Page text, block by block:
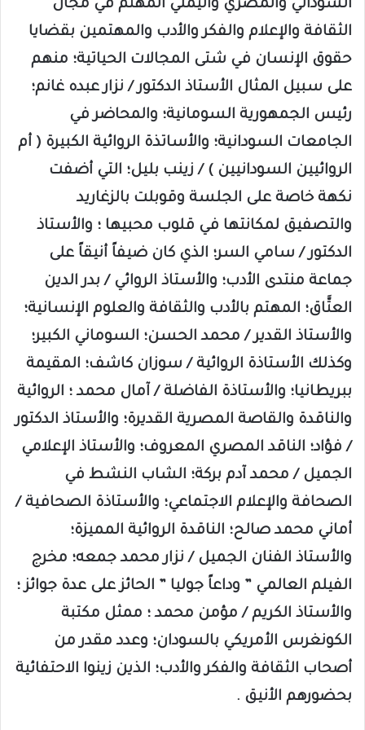
السوداني والمصري واليمني المهتم في مجال
الثقافة والإعلام والفكر والأدب والمهتمين بقضايا
حقوق الإنسان في شتى المجالات الحياتية؛ منهم
على سبيل المثال الأستاذ الدكتور / نزار عبده غانم؛
رئيس الجمهورية السومانية؛ والمحاضر في
الجامعات السودانية؛ والأساتذة الروائية الكبيرة ( أم
الروائيين السودانيين ) / زينب بليل؛ التي أضفت
نكهة خاصة على الجلسة وقوبلت بالزغاريد
والتصفيق لمكانتها في قلوب محبيها ؛ والأستاذ
الدكتور / سامي السر؛ الذي كان ضيفاً أنيقاً على
جماعة منتدى الأدب؛ والأستاذ الروائي / بدر الدين
العتَّاق؛ المهتم بالأدب والثقافة والعلوم الإنسانية؛
والأستاذ القدير / محمد الحسن؛ السوماني الكبير؛
وكذلك الأستاذة الروائية / سوزان كاشف؛ المقيمة
ببريطانيا؛ والأستاذة الفاضلة / آمال محمد ؛ الروائية
والناقدة والقاصة المصرية القديرة؛ والأستاذ الدكتور
/ فؤاد؛ الناقد المصري المعروف؛ والأستاذ الإعلامي
الجميل / محمد آدم بركة؛ الشاب النشط في
الصحافة والإعلام الاجتماعي؛ والأستاذة الصحافية /
أماني محمد صالح؛ الناقدة الروائية المميزة؛
والأستاذ الفنان الجميل / نزار محمد جمعه؛ مخرج
الفيلم العالمي ” وداعاً جوليا ” الحائز على عدة جوائز ؛
والأستاذ الكريم / مؤمن محمد ؛ ممثل مكتبة
الكونغرس الأمريكي بالسودان؛ وعدد مقدر من
أصحاب الثقافة والفكر والأدب؛ الذين زينوا الاحتفائية
بحضورهم الأنيق .